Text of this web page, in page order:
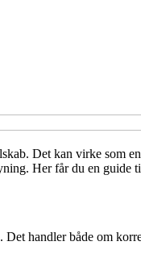
Det kan virke som
Her får du en
handler både om